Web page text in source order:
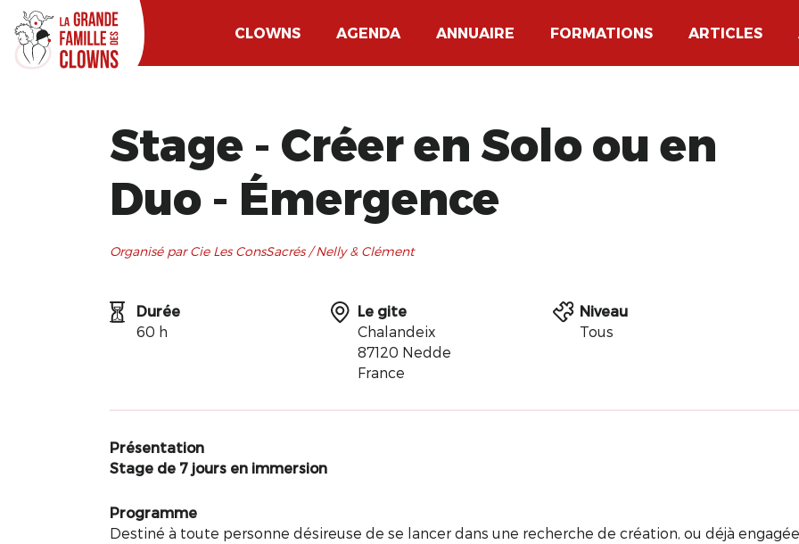
CLOWNS AGENDA ANNUAIRE FORMATIONS ARTICLES
Stage - Créer en Solo ou en
Duo - Émergence
Organisé par Cie Les ConsSacrés / Nelly & Clément
Durée
60 h
Le gite
Chalandeix
87120 Nedde
France
Niveau
Tous
Présentation
Stage de 7 jours en immersion
Programme
Destiné à toute personne désireuse de se lancer dans une recherche de création, ou déjà engagée